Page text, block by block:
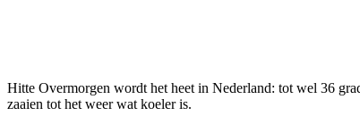
Hitte Overmorgen wordt het heet in Nederland: tot wel 36
zaaien tot het weer wat koeler is.